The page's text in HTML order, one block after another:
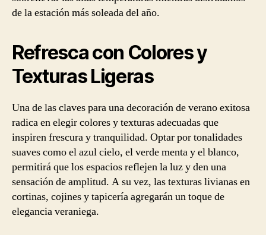
de la estación más soleada del año.
Refresca con Colores y
Texturas Ligeras
Una de las claves para una decoración de verano exitosa
radica en elegir colores y texturas adecuadas que
inspiren frescura y tranquilidad. Optar por tonalidades
suaves como el azul cielo, el verde menta y el blanco,
permitirá que los espacios reflejen la luz y den una
sensación de amplitud. A su vez, las texturas livianas en
cortinas, cojines y tapicería agregarán un toque de
elegancia veraniega.